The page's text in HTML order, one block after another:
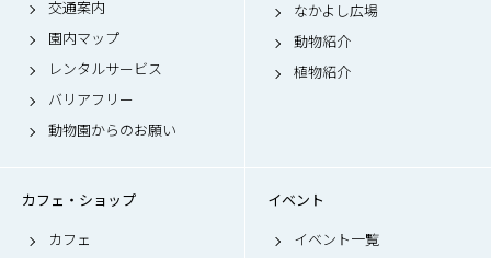
交通案内
園内マップ
レンタルサービス
バリアフリー
動物園からのお願い
なかよし広場
動物紹介
植物紹介
カフェ・ショップ
カフェ
イベント
イベント一覧